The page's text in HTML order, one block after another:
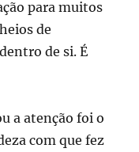
para muitos
de
de si. É
a atenção foi o
com que fez